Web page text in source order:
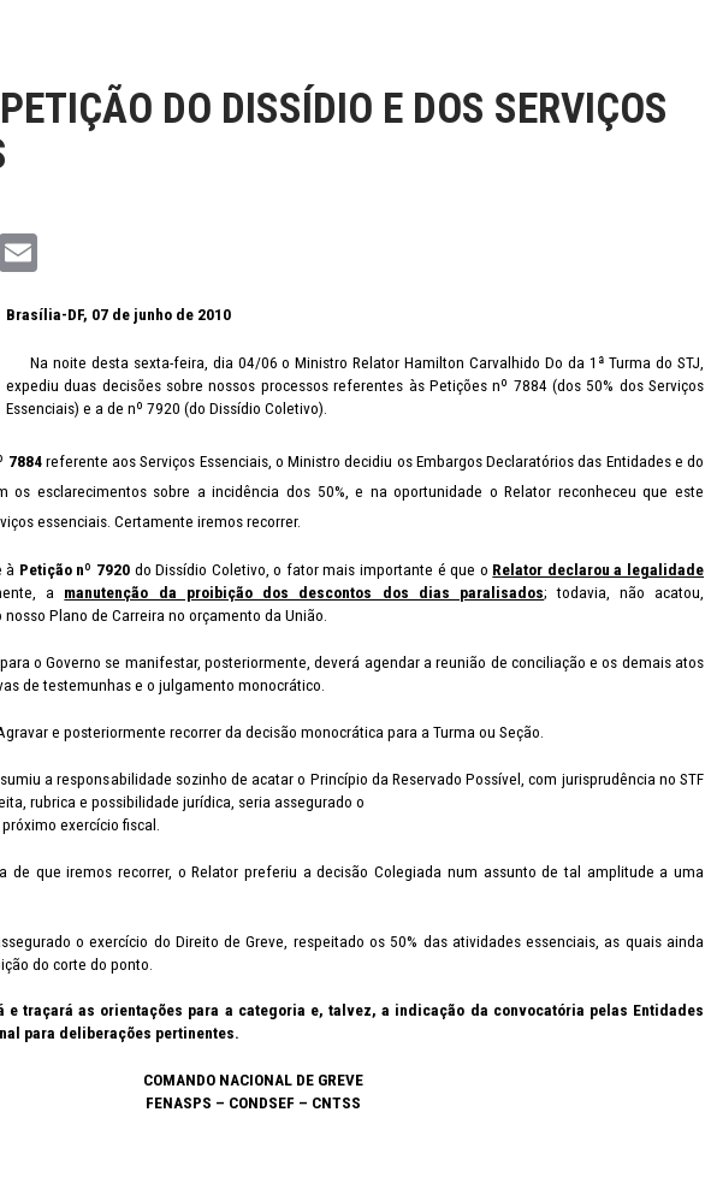
DO DISSÍDIO E DOS SERVIÇOS
Telegram
Brasília-DF, 07 de junho de 2010
Na noite desta sexta-feira, dia 04/06 o Ministro Relator Hamilton Carvalhido Do da 1ª Turma do STJ,
expediu duas decisões sobre nossos processos referentes às Petições nº 7884 (dos 50% dos Serviços
Essenciais) e a de nº 7920 (do Dissídio Coletivo).
7884 referente aos Serviços Essenciais, o Ministro decidiu os Embargos Declaratórios das Entidades e do
os esclarecimentos sobre a incidência dos 50%, e na oportunidade o Relator reconheceu que este
essenciais. Certamente iremos recorrer.
à Petição nº 7920 do Dissídio Coletivo, o fator mais importante é que o Relator declarou a legalidade
a manutenção da proibição dos descontos dos dias paralisados; todavia, não acatou,
Plano de Carreira no orçamento da União.
o Governo se manifestar, posteriormente, deverá agendar a reunião de conciliação e os demais atos
de testemunhas e o julgamento monocrático.
e posteriormente recorrer da decisão monocrática para a Turma ou Seção.
a responsabilidade sozinho de acatar o Princípio da Reservado Possível, com jurisprudência no STF
rubrica e possibilidade jurídica, seria assegurado o
exercício fiscal.
que iremos recorrer, o Relator preferiu a decisão Colegiada num assunto de tal amplitude a uma
o exercício do Direito de Greve, respeitado os 50% das atividades essenciais, as quais ainda
do corte do ponto.
traçará as orientações para a categoria e, talvez, a indicação da convocatória pelas Entidades
para deliberações pertinentes.
COMANDO NACIONAL DE GREVE
FENASPS – CONDSEF – CNTSS